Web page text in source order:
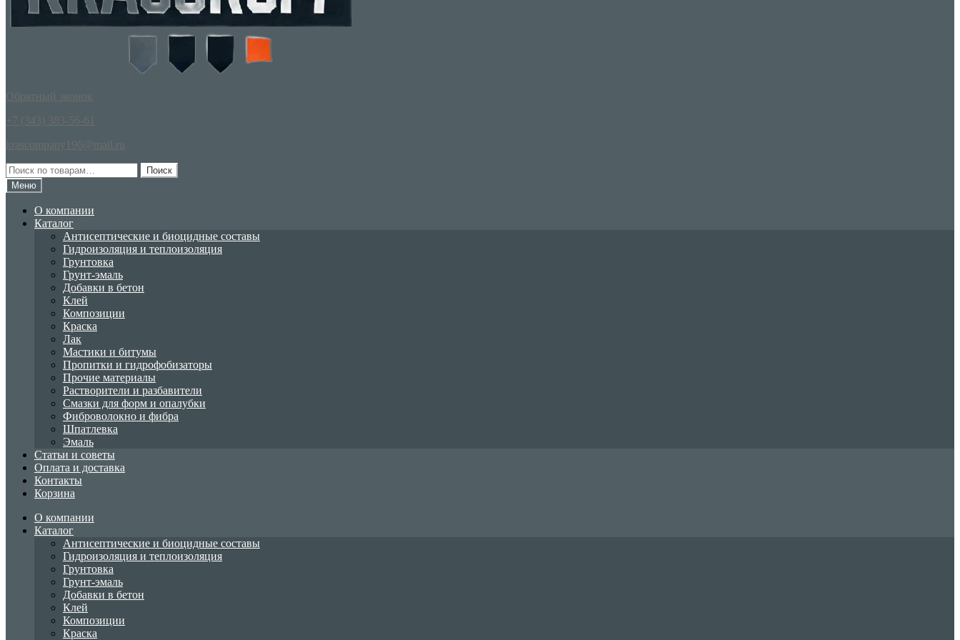
Обратный звонок
+7 (343) 383-56-61
krascompany196@mail.ru
Искать:
Поиск
Меню
О компании
Каталог
Антисептические и биоцидные составы
Гидроизоляция и теплоизоляция
Грунтовка
Грунт-эмаль
Добавки в бетон
Клей
Композиции
Краска
Лак
Мастики и битумы
Пропитки и гидрофобизаторы
Прочие материалы
Растворители и разбавители
Смазки для форм и опалубки
Фиброволокно и фибра
Шпатлевка
Эмаль
Статьи и советы
Оплата и доставка
Контакты
Корзина
О компании
Каталог
Антисептические и биоцидные составы
Гидроизоляция и теплоизоляция
Грунтовка
Грунт-эмаль
Добавки в бетон
Клей
Композиции
Краска